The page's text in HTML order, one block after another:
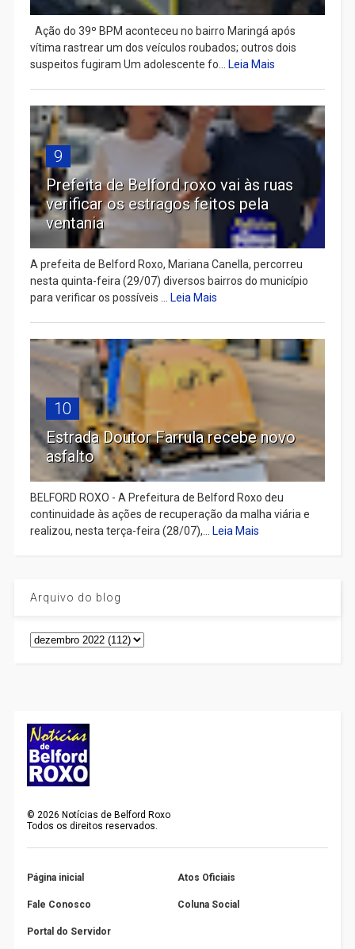
Ação do 39º BPM aconteceu no bairro Maringá após
vítima rastrear um dos veículos roubados; outros dois
suspeitos fugiram Um adolescente fo... Leia Mais
9
Prefeita de Belford roxo vai às ruas
verificar os estragos feitos pela
ventania
A prefeita de Belford Roxo, Mariana Canella, percorreu
nesta quinta-feira (29/07) diversos bairros do município
para verificar os possíveis ... Leia Mais
10
Estrada Doutor Farrula recebe novo
asfalto
BELFORD ROXO - A Prefeitura de Belford Roxo deu
continuidade às ações de recuperação da malha viária e
realizou, nesta terça-feira (28/07),... Leia Mais
Arquivo do blog
©2026 Notícias de Belford Roxo
Todos os direitos reservados.
Página inicial Atos Oficiais
Fale Conosco Coluna Social
Portal do Servidor